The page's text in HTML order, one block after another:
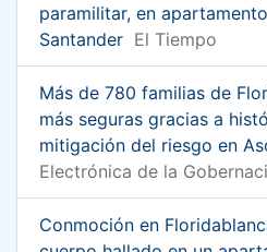
paramilitar, en
Santander El Tiempo
Más de 780 familias de
más seguras gracias a
mitigación del riesgo en
Electrónica de la
Conmoción en